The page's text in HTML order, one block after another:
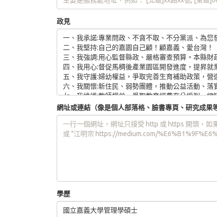
政見
網址或連結（像是個人部落格、臉書專頁、研究成果
學歷